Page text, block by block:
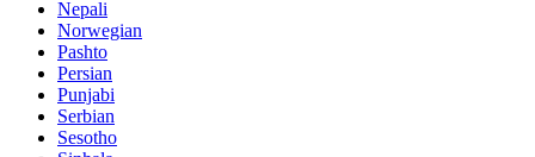
Nepali
Norwegian
Pashto
Persian
Punjabi
Serbian
Sesotho